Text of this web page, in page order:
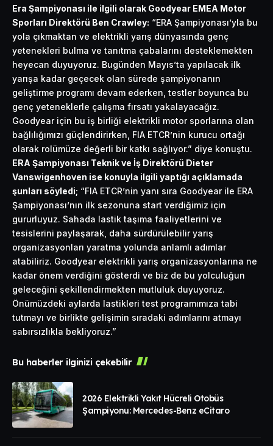
Era Şampiyonası ile ilgili olarak Goodyear EMEA Motor
Sporları Direktörü Ben Crawley: “ERA Şampiyonası’yla bu
yola çıkmaktan ve elektrikli yarış dünyasında genç
yetenekleri bulma ve tanıtma çabalarını desteklemekten
heyecan duyuyoruz. Bugünden Mayıs’ta yapılacak ilk
yarışa kadar geçecek olan sürede şampiyonanın
geliştirme programı devam ederken, testler boyunca bu
genç yeteneklerle çalışma fırsatı yakalayacağız.
Goodyear için bu iş birliği elektrikli motor sporlarına olan
bağlılığımızı güçlendirirken, FIA ETCR’nin kurucu ortağı
olarak rolümüze değerli bir katkı sağlıyor.” diye konuştu.
ERA Şampiyonası Teknik ve İş Direktörü Dieter
Vanswigenhoven ise konuyla ilgili yaptığı açıklamada
şunları söyledi; “FIA ETCR’nin yanı sıra Goodyear ile ERA
Şampiyonası’nın ilk sezonuna start verdiğimiz için
gururluyuz. Sahada lastik taşıma faaliyetlerini ve
tesislerini paylaşarak, daha sürdürülebilir yarış
organizasyonları yaratma yolunda anlamlı adımlar
atabiliriz. Goodyear elektrikli yarış organizasyonlarına ne
kadar önem verdiğini gösterdi ve biz de bu yolculuğun
geleceğini şekillendirmekten mutluluk duyuyoruz.
Önümüzdeki aylarda lastikleri test programımıza tabi
tutmayı ve birlikte gelişimin sıradaki adımlarını atmayı
sabırsızlıkla bekliyoruz.”
Bu haberler ilginizi çekebilir
2026 Elektrikli Yakıt Hücreli Otobüs
Şampiyonu: Mercedes-Benz eCitaro